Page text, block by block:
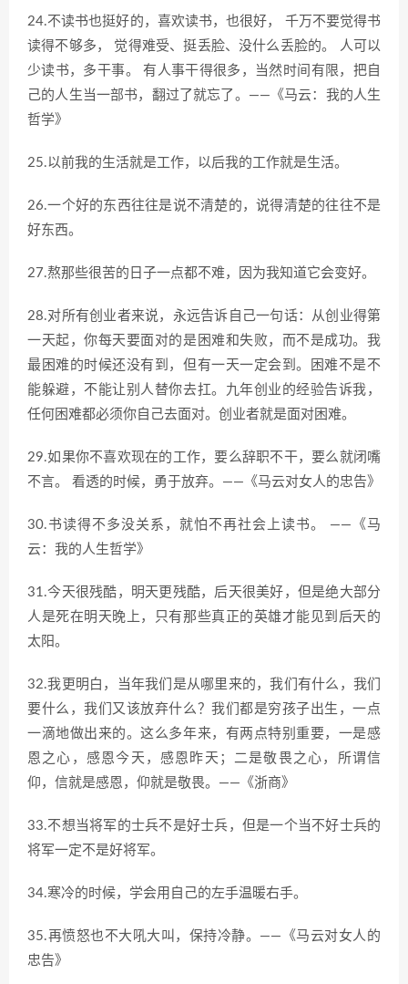
24.不读书也挺好的，喜欢读书，也很好， 千万不要觉得书
读得不够多， 觉得难受、挺丢脸、没什么丢脸的。 人可以
少读书，多干事。 有人事干得很多，当然时间有限，把自
己的人生当一部书，翻过了就忘了。——《马云：我的人生
哲学》
25.以前我的生活就是工作，以后我的工作就是生活。
26.一个好的东西往往是说不清楚的，说得清楚的往往不是
好东西。
27.熬那些很苦的日子一点都不难，因为我知道它会变好。
28.对所有创业者来说，永远告诉自己一句话：从创业得第
一天起，你每天要面对的是困难和失败，而不是成功。我
最困难的时候还没有到，但有一天一定会到。困难不是不
能躲避，不能让别人替你去扛。九年创业的经验告诉我，
任何困难都必须你自己去面对。创业者就是面对困难。
29.如果你不喜欢现在的工作，要么辞职不干，要么就闭嘴
不言。 看透的时候，勇于放弃。——《马云对女人的忠告》
30.书读得不多没关系，就怕不再社会上读书。 ——《马
云：我的人生哲学》
31.今天很残酷，明天更残酷，后天很美好，但是绝大部分
人是死在明天晚上，只有那些真正的英雄才能见到后天的
太阳。
32.我更明白，当年我们是从哪里来的，我们有什么，我们
要什么，我们又该放弃什么？我们都是穷孩子出生，一点
一滴地做出来的。这么多年来，有两点特别重要，一是感
恩之心，感恩今天，感恩昨天；二是敬畏之心，所谓信
仰，信就是感恩，仰就是敬畏。——《浙商》
33.不想当将军的士兵不是好士兵，但是一个当不好士兵的
将军一定不是好将军。
34.寒冷的时候，学会用自己的左手温暖右手。
35.再愤怒也不大吼大叫，保持冷静。——《马云对女人的
忠告》